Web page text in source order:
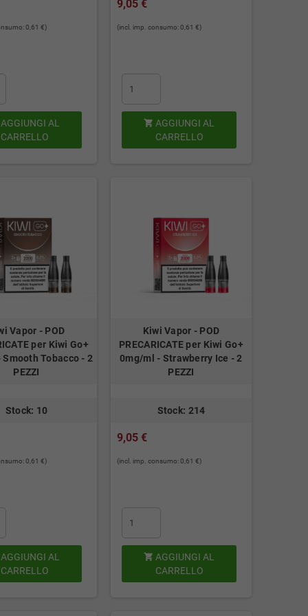
0,61 €)
AGGIUNGI AL
CARRELLO
9,05 €
(incl. imp. consumo: 0,61 €)
 AGGIUNGI AL
CARRELLO
Vapor - POD
per Kiwi Go+
Tobacco - 2
PEZZI
Stock: 10
0,61 €)
AGGIUNGI AL
CARRELLO
Kiwi Vapor - POD
PRECARICATE per Kiwi Go+
0mg/ml - Strawberry Ice - 2
PEZZI
Stock: 214
9,05 €
(incl. imp. consumo: 0,61 €)
 AGGIUNGI AL
CARRELLO